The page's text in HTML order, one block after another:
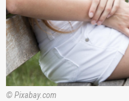
© Pixabay.com